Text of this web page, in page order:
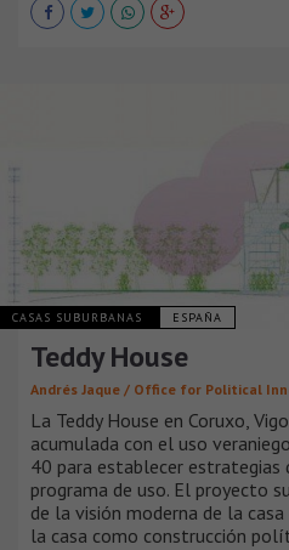
CASAS SUBURBANAS ESPAÑA
Teddy House
Andrés Jaque / Office for Political
La Teddy House en Coruxo,
acumulada con el uso
40 para establecer estrategias
programa de uso. El proyecto
de la visión moderna de la
la casa como construcción